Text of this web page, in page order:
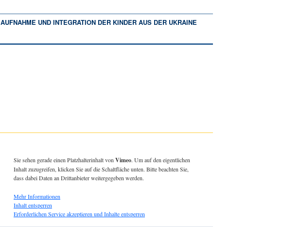
AUFNAHME UND INTEGRATION DER KINDER AUS DER UKRAINE
Sie sehen gerade einen Platzhalterinhalt von Vimeo. Um auf den eigentlichen
Inhalt zuzugreifen, klicken Sie auf die Schaltfläche unten. Bitte beachten Sie,
dass dabei Daten an Drittanbieter weitergegeben werden.
Mehr Informationen
Inhalt entsperren
Erforderlichen Service akzeptieren und Inhalte entsperren